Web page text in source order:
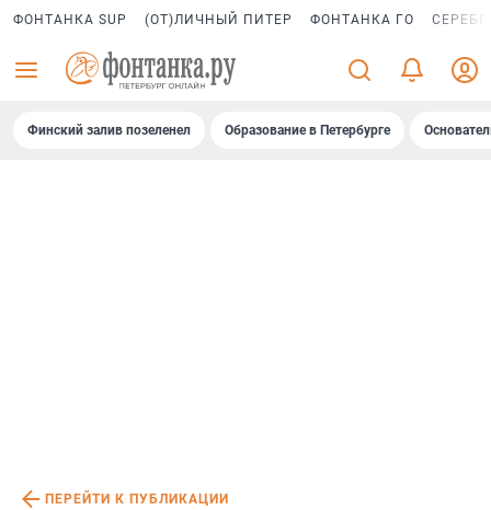
ФОНТАНКА SUP (ОТ)ЛИЧНЫЙ ПИТЕР ФОНТАНКА ГО
Финский залив позеленел Образование в Петербурге
ПЕРЕЙТИ К ПУБЛИКАЦИИ